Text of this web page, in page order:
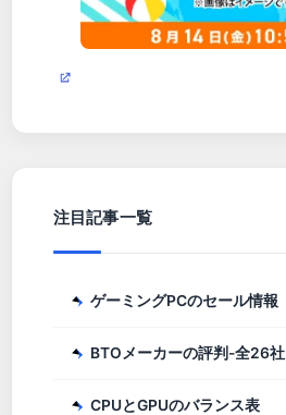
注目記事一覧
ゲーミングPCのセール情報
BTOメーカーの評判-全26社
CPUとGPUのバランス表